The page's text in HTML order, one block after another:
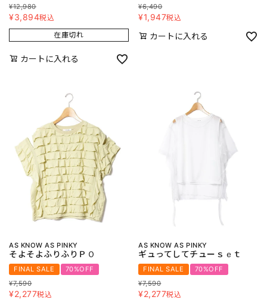
¥12,980
¥3,894税込
在庫切れ
カートに入れる
¥6,490
¥1,947税込
カートに入れる
AS KNOW AS PINKY
そよそよふりふりＰＯ
FINAL SALE
70%OFF
¥7,590
¥2,277税込
AS KNOW AS PINKY
ギュってしてチューｓｅｔ
FINAL SALE
70%OFF
¥7,590
¥2,277税込